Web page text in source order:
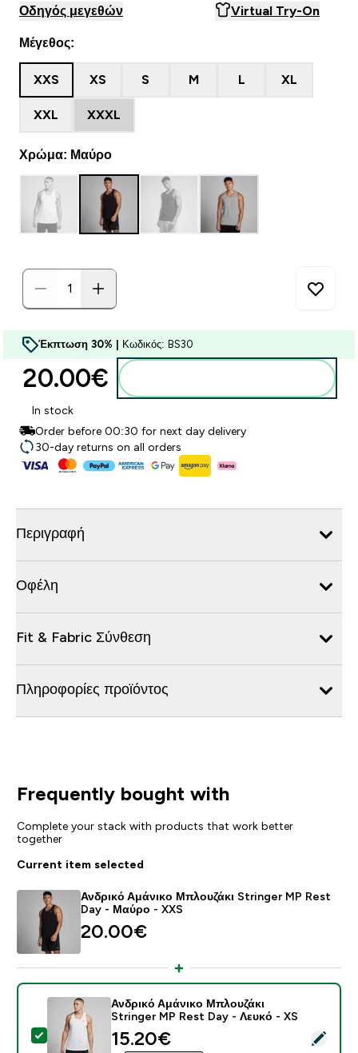
Οδηγός μεγεθών Virtual Try-On
Μέγεθος:
XXS XS S M L XL
XXL XXXL
Χρώμα: Μαύρο
Έκπτωση 30% | Κωδικός: BS30
20.00€‎
In stock
Order before 00:30 for next day delivery
30-day returns on all orders
Περιγραφή
Οφέλη
Fit & Fabric Σύνθεση
Πληροφορίες προϊόντος
Frequently bought with
Complete your stack with products that work better
together
Current item selected
Ανδρικό Αμάνικο Μπλουζάκι Stringer MP Rest
Day - Μαύρο - XXS
20.00€‎
Select this product - Ανδρικό Αμάνικο Μπλουζάκι
Ανδρικό Αμάνικο Μπλουζάκι
Stringer MP Rest Day - Λευκό - XS
discounted price
15.20€‎